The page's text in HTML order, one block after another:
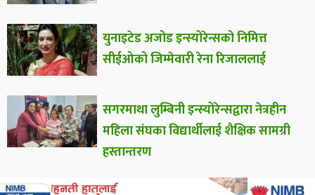
युनाइटेड अजोड इन्स्योरेन्सको निमित्त
सीईओको जिम्मेवारी रेना रिजाललाई
सगरमाथा लुम्बिनी इन्स्योरेन्सद्वारा नेत्रहीन
महिला संघका विद्यार्थीलाई शैक्षिक सामग्री
हस्तान्तरण